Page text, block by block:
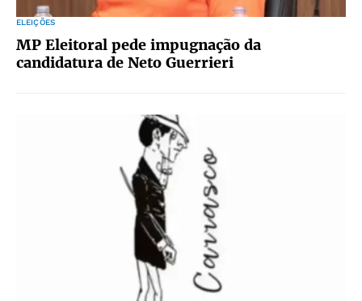
ELEIÇÕES
MP Eleitoral pede impugnação da
candidatura de Neto Guerrieri